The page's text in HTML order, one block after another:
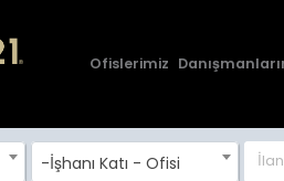
Ofislerimiz
-İşhanı Katı - Ofisi